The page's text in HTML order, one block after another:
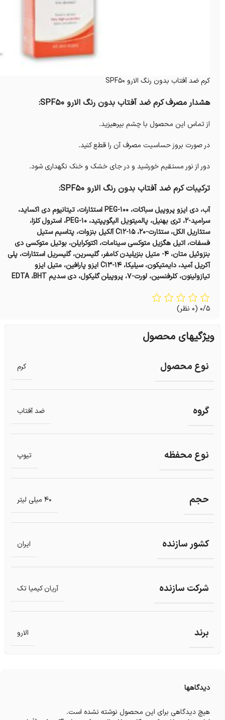
کرم ضد آفتاب بدون رنگ الارو SPF50
هشدار مصرف کرم ضد آفتاب بدون رنگ الارو SPF50:
از تماس این محصول با چشم بپرهیزید.
در صورت بروز حساسیت مصرف آن را قطع کنید.
دور از نور مستقیم خورشید و در جای خشک و خنک نگهداری شود.
ترکیبات کرم ضد آفتاب بدون رنگ الارو SPF50:
آب، ‎دی ایزو پروپیل سباکات، ‎PEG-100 استئارات، ‎تیتانیوم دی اکساید،
‎سرامید-۲، ‎تری بهنیل، ‎پالمیتویل الیگوپپتید،‎PEG-10 ‎، استرول کلزا،
‎ستئاریل الکل، ‎ستئارت-۲۰، ‎C12-15 آلکیل بنزوات، ‎پتاسیم ستیل
فسفات، ‎اتیل هگزیل متوکسی سینامات، ‎اکتوکرایلن، ‎بوتیل متوکسی دی
بنزوئیل متان، ‎۴- متیل بنزیلیدن کامفر، ‎گلیسرین، ‎گلیسریل استئارات، ‎پلی
آکریل آمید، ‎دایمتیکون، ‎سیلیکا، ‎C13-14 ایزو پارافین، ‎متیل ایزو
تیازولینون، ‎کلرفنسین، ‎لورت-۷، ‎پروپیلن گلیکول، ‎دی سدیم EDTA ،BHT
0/5 (0 نظر)
ویژگیهای محصول
نوع محصول کرم
گروه ضد آفتاب
نوع محفظه تیوپ
حجم 40 میلی لیتر
کشور سازنده ایران
شرکت سازنده آریان کیمیا تک
برند الارو
دیدگاهها
هیچ دیدگاهی برای این محصول نوشته نشده است.